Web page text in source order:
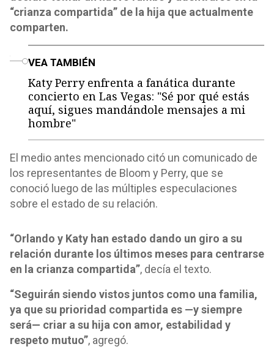
“crianza compartida” de la hija que actualmente
comparten.
VEA TAMBIÉN
Katy Perry enfrenta a fanática durante
concierto en Las Vegas: "Sé por qué estás
aquí, sigues mandándole mensajes a mi
hombre"
El medio antes mencionado citó un comunicado de
los representantes de Bloom y Perry, que se
conoció luego de las múltiples especulaciones
sobre el estado de su relación.
“Orlando y Katy han estado dando un giro a su
relación durante los últimos meses para centrarse
en la crianza compartida”, decía el texto.
“Seguirán siendo vistos juntos como una familia,
ya que su prioridad compartida es —y siempre
será— criar a su hija con amor, estabilidad y
respeto mutuo”, agregó.